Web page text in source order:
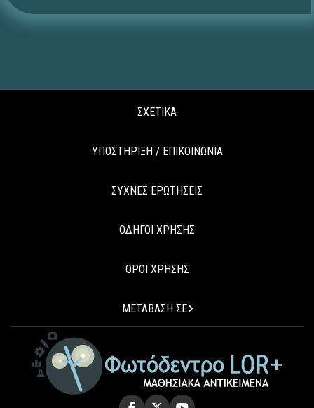
ΣΧΕΤΙΚΑ
ΥΠΟΣΤΗΡΙΞΗ / ΕΠΙΚΟΙΝΩΝΙΑ
ΣΥΧΝΕΣ ΕΡΩΤΗΣΕΙΣ
ΟΔΗΓΟΙ ΧΡΗΣΗΣ
ΟΡΟΙ ΧΡΗΣΗΣ
ΜΕΤΑΒΑΣΗ ΣΕ